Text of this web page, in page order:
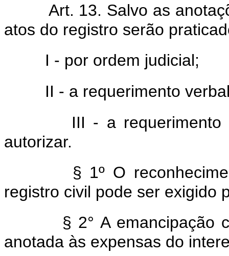
Art. 13. Salvo as
atos do registro serão
I - por ordem judicial;
II - a requerimento
III - a
autorizar.
§ 1º O
registro civil pode ser exigido
§ 2° A emancipação
anotada às expensas do